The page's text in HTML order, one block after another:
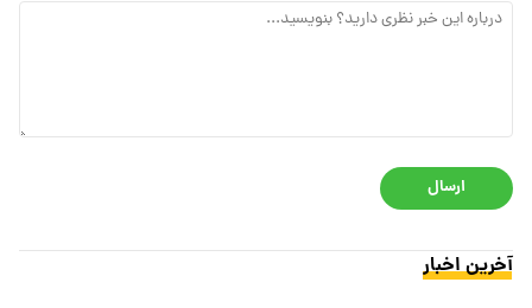
ارسال
آخرین اخبار